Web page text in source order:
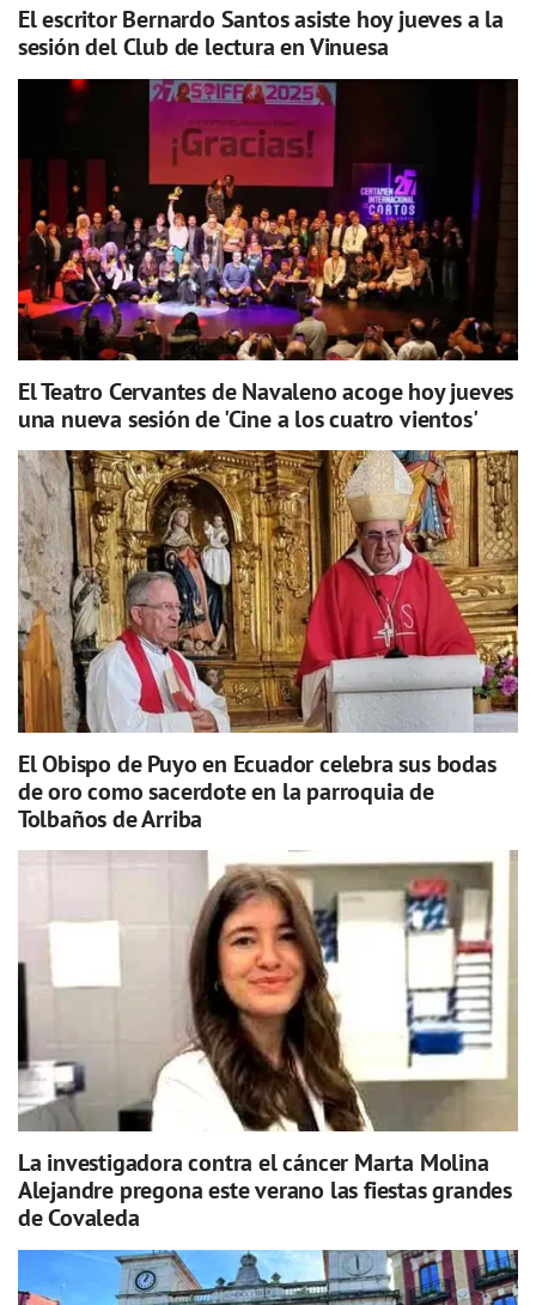
El escritor Bernardo Santos asiste hoy jueves a la
sesión del Club de lectura en Vinuesa
El Teatro Cervantes de Navaleno acoge hoy jueves
una nueva sesión de 'Cine a los cuatro vientos'
El Obispo de Puyo en Ecuador celebra sus bodas
de oro como sacerdote en la parroquia de
Tolbaños de Arriba
La investigadora contra el cáncer Marta Molina
Alejandre pregona este verano las fiestas grandes
de Covaleda